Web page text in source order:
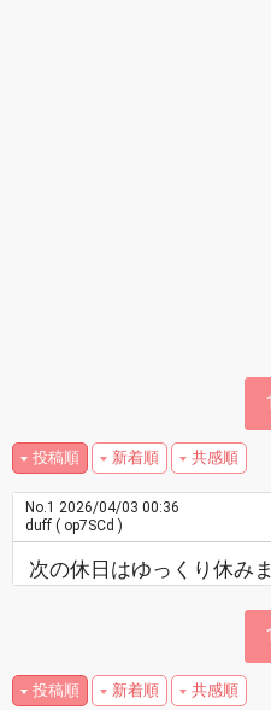
1
投稿順 新着順 共感順
No.1 2026/04/03 00:36
duff ( op7SCd )
次の休日はゆっくり休み
1
投稿順 新着順 共感順